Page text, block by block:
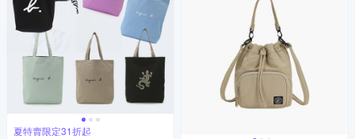
夏特賣限定31折起